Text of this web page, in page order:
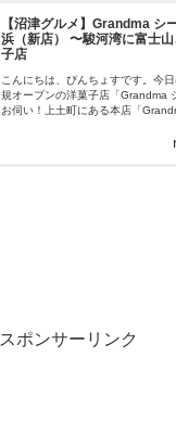
【沼津グルメ】Grandma シ
浜（新店） 〜駿河湾に富士
子店
こんにちは、ぴんちょすです。今
規オープンの洋菓子店「Grandma
お伺い！上土町にある本店「
スポンサーリンク